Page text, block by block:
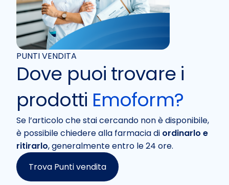
PUNTI VENDITA
Dove puoi trovare i
prodotti Emoform?
Se l’articolo che stai cercando non è disponibile,
è possibile chiedere alla farmacia di ordinarlo e
ritirarlo, generalmente entro le 24 ore.
Trova Punti vendita